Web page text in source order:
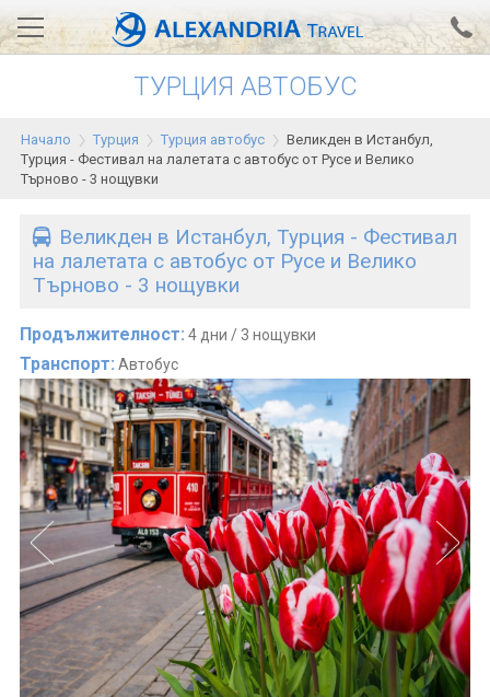
Вход за агенти Проверка на резервация
АЛЕКСАНДРИЯ хотели
Турция
Гърция
Египет
Екскурзии
0700 18 308 Запитване
ТУРЦИЯ АВТОБУС
Начало Турция Турция автобус
Великден в Истанбул,
Турция - Фестивал на лалетата с автобус от Русе и Велико
Търново - 3 нощувки
Великден в Истанбул, Турция - Фестивал
на лалетата с автобус от Русе и Велико
Търново - 3 нощувки
Продължителност: 4 дни / 3 нощувки
Транспорт: Автобус